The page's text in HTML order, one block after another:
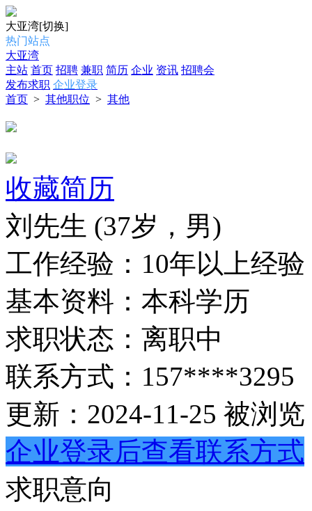
大亚湾[切换]
热门站点
大亚湾
主站 首页 招聘 兼职 简历 企业 资讯 招聘会
发布求职 企业登录
首页 > 其他职位 > 其他
收藏简历
刘先生 (37岁，男)
工作经验： 10年以上经验
基本资料： 本科学历
求职状态： 离职中
联系方式： 157****3295
更新：2024-11-25 被浏览
企业登录后查看联系方式
求职意向